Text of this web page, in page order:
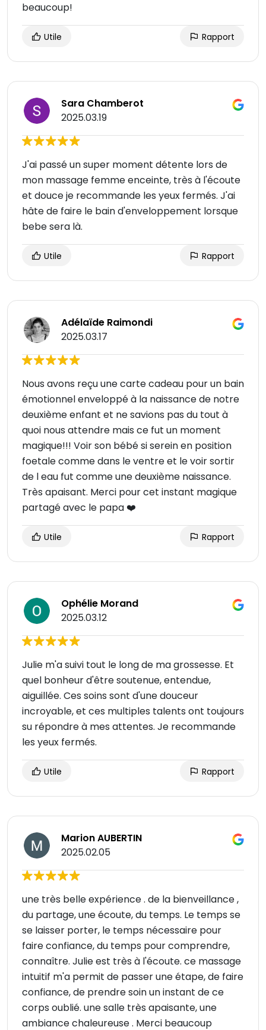
beaucoup!
Utile Rapport
Sara Chamberot
2025.03.19
J'ai passé un super moment détente lors de
mon massage femme enceinte, très à l'écoute
et douce je recommande les yeux fermés. J'ai
hâte de faire le bain d'enveloppement lorsque
bebe sera là.
Utile Rapport
Adélaïde Raimondi
2025.03.17
Nous avons reçu une carte cadeau pour un bain
émotionnel enveloppé à la naissance de notre
deuxième enfant et ne savions pas du tout à
quoi nous attendre mais ce fut un moment
magique!!! Voir son bébé si serein en position
foetale comme dans le ventre et le voir sortir
de l eau fut comme une deuxième naissance.
Très apaisant. Merci pour cet instant magique
partagé avec le papa ❤️
Utile Rapport
Ophélie Morand
2025.03.12
Julie m'a suivi tout le long de ma grossesse. Et
quel bonheur d'être soutenue, entendue,
aiguillée. Ces soins sont d'une douceur
incroyable, et ces multiples talents ont toujours
su répondre à mes attentes. Je recommande
les yeux fermés.
Utile Rapport
Marion AUBERTIN
2025.02.05
une très belle expérience . de la bienveillance ,
du partage, une écoute, du temps. Le temps se
se laisser porter, le temps nécessaire pour
faire confiance, du temps pour comprendre,
connaître. Julie est très à l'écoute. ce massage
intuitif m'a permit de passer une étape, de faire
confiance, de prendre soin un instant de ce
corps oublié. une salle très apaisante, une
ambiance chaleureuse . Merci beaucoup